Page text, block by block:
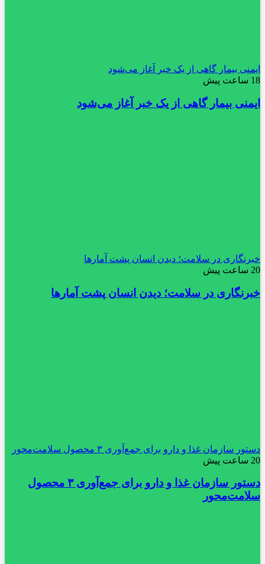
ایمنی بیمار گاهی از یک خبر آغاز می‌شود
18 ساعت پیش
ایمنی بیمار گاهی از یک خبر آغاز می‌شود
خبرنگاری در سلامت؛ دیدن انسان پشت آمارها
20 ساعت پیش
خبرنگاری در سلامت؛ دیدن انسان پشت آمارها
دستور سازمان غذا و دارو برای جمع‌آوری ۳ محصول سلامت‌محور
20 ساعت پیش
دستور سازمان غذا و دارو برای جمع‌آوری ۳ محصول
سلامت‌محور